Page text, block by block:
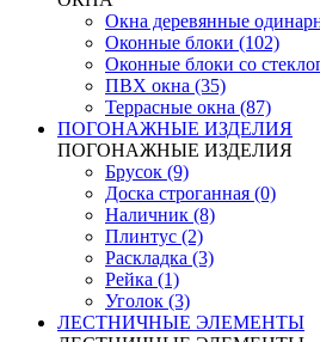
Окна деревянные
Оконные блоки (102)
Оконные блоки со
ПВХ окна (35)
Террасные окна (87)
ПОГОНАЖНЫЕ ИЗДЕЛИЯ
ПОГОНАЖНЫЕ ИЗДЕЛИЯ
Брусок (9)
Доска строганная (0)
Наличник (8)
Плинтус (2)
Раскладка (3)
Рейка (1)
Уголок (3)
ЛЕСТНИЧНЫЕ ЭЛЕМЕНТЫ